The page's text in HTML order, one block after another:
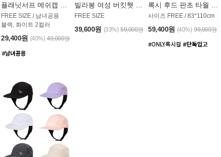
FREE SIZE / 남녀공용
블랙, 화이트 2컬러
29,400원 (40%) 49,000원
FREE SIZE
39,600원 (33%) 59,000원
사이즈 FREE / 83*110cm
59,400원 (40%) 99,000원